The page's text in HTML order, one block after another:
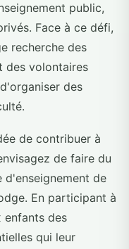
public,
Face à ce défi,
recherche des
des volontaires
des
de contribuer à
de faire du
d'enseignement de
En participant à
enfants des
qui leur